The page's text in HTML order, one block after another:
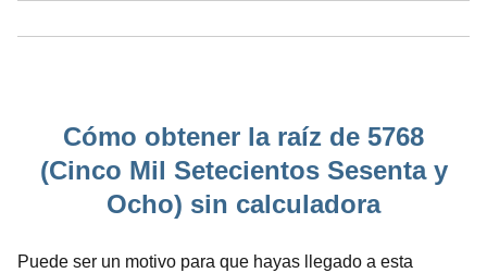
Cómo obtener la raíz de 5768
(Cinco Mil Setecientos Sesenta y
Ocho) sin calculadora
Puede ser un motivo para que hayas llegado a esta